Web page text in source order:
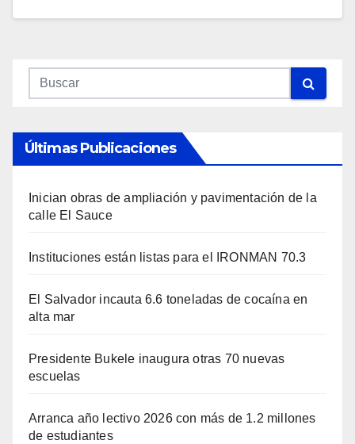
Últimas Publicaciones
Inician obras de ampliación y pavimentación de la
calle El Sauce
Instituciones están listas para el IRONMAN 70.3
El Salvador incauta 6.6 toneladas de cocaína en
alta mar
Presidente Bukele inaugura otras 70 nuevas
escuelas
Arranca año lectivo 2026 con más de 1.2 millones
de estudiantes